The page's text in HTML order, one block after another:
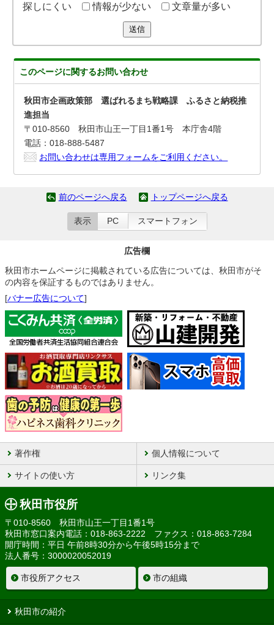
探しにくい
情報が少ない 文章量が多い
送信
このページに関するお問い合わせ
秋田市企画政策部 選ばれるまち戦略課 ふるさと納税推
進担当
〒010-8560 秋田市山王一丁目1番1号 本庁舎4階
電話：018-888-5487
お問い合わせは専用フォームをご利用ください。
前のページへ戻る トップページへ戻る
表示 PC スマートフォン
広告欄
秋田市ホームページに掲載されている広告については、秋田市がそ
の内容を保証するものではありません。
[バナー広告について]
著作権 個人情報について
サイトの使い方 リンク集
秋田市役所
〒010-8560 秋田市山王一丁目1番1号
秋田市窓口案内電話：018-863-2222 ファクス：018-863-7284
開庁時間：平日 午前8時30分から午後5時15分まで
法人番号：3000020052019
市役所アクセス 市の組織
秋田市の紹介